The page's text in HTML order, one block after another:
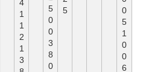
5
0
5
1
0
0
6
4
1
1
2
1
3
5
0
0
3
8
0